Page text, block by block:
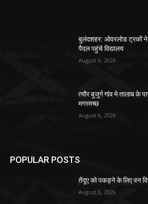
बुलंदशहर: ओवरलोड ट्रकों ने
पैदल पहुंचे विद्यालय
August 6, 2026
त्यौर बुजुर्ग गांव मे तालाब के
मगरमच्छ
August 6, 2026
POPULAR POSTS
तेंदूए को पकड़ने के लिए वन
August 6, 2026